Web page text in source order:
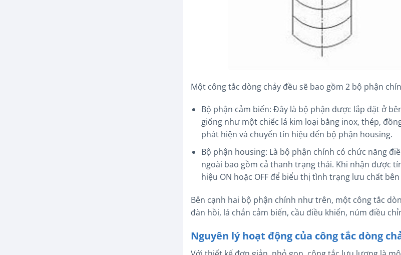
Một công tắc dòng chảy đều sẽ bao gồm 2 bộ phận
Bộ phận cảm biến: Đây là bộ phận được lắp đặt ở
giống như một chiếc lá kim loại bằng inox, thép,
phát hiện và chuyển tín hiệu đến bộ phận housing.
Bộ phận housing: Là bộ phận chính có chức năng
ngoài bao gồm cả thanh trạng thái. Khi nhận được
hiệu ON hoặc OFF để biểu thị tình trạng lưu chất
Bên cạnh hai bộ phận chính như trên, một công tắc
đàn hồi, lá chắn cảm biến, cầu điều khiển, núm điều
Nguyên lý hoạt động của công tắc dòng